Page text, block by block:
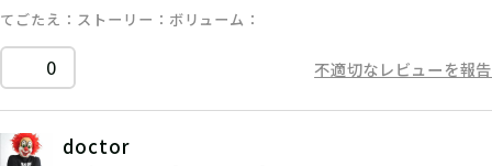
てごたえ ストーリー ボリューム
0 不適切なレビューを報告
doctor